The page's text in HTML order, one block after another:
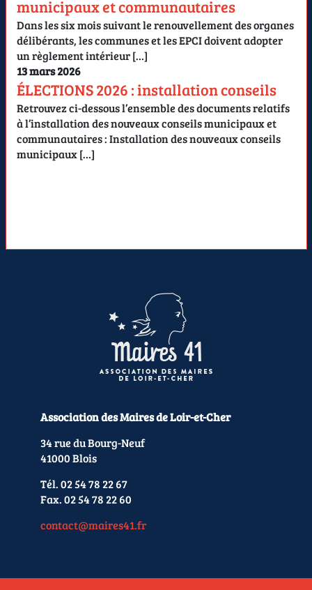
municipaux et communautaires
Dans les six mois suivant le renouvellement des organes
délibérants, les communes et les EPCI doivent adopter
un règlement intérieur […]
13 mars 2026
ÉLECTIONS 2026 : installation conseils
Retrouvez ci-dessous l’ensemble des documents relatifs
à l’installation des nouveaux conseils municipaux et
communautaires : Installation des nouveaux conseils
municipaux […]
Association des Maires de Loir-et-Cher
34 rue du Bourg-Neuf
41000 Blois
Tél. 02 54 78 22 67
Fax. 02 54 78 22 60
contact@maires41.fr